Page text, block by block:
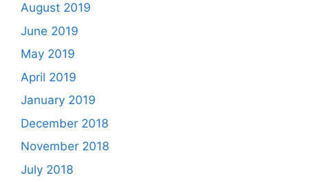
August 2019
June 2019
May 2019
April 2019
January 2019
December 2018
November 2018
July 2018